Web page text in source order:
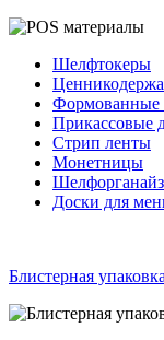
Шелфтокеры
Формованные
Прикассовые
Стрип ленты
Монетницы
Доски для
Блистерная упаковка